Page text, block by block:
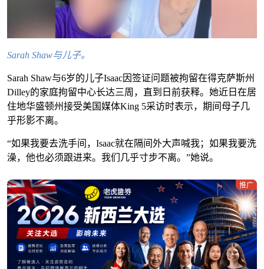
Sarah Shaw与儿子。
Sarah Shaw与6岁的儿子Isaac因签证问题被拘留在得克萨斯州
Dilley的家庭拘留中心长达三周，直到日前获释。她近日在居
住地华盛顿州接受美国媒体King 5采访时表示，期间母子几
乎形影不离。
“如果我要去洗手间，Isaac就在隔间外大声喊我；如果我要洗
澡，他也必须跟进来。我们几乎寸步不离。”她说。
推广